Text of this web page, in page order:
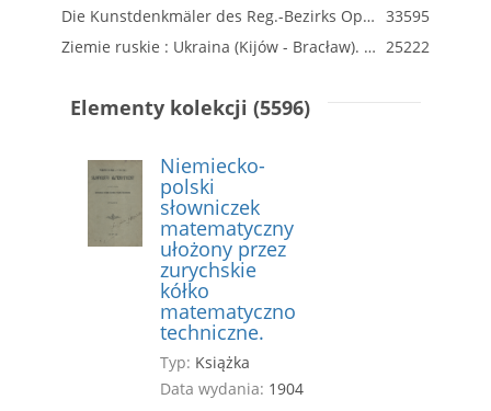
Die Kunstdenkmäler des Reg.-Bezirks Oppeln 33595
Ziemie ruskie : Ukraina (Kijów - Bracław). Dział 1 25222
Elementy kolekcji (5596)
Niemiecko-
polski
słowniczek
matematyczny
ułożony przez
zurychskie
kółko
matematyczno
techniczne.
Typ: Książka
Data wydania: 1904